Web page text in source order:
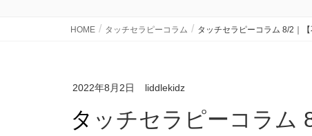
HOME タッチセラピーコラム タッチセラピーコラム 8/2｜
2022年8月2日 liddlekidz
タッチセラピーコラム 8/2｜【不安感】を持つ子へ